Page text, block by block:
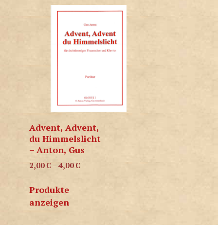
Advent, Advent,
du Himmelslicht
– Anton, Gus
2,00€ – 4,00€
Produkte
anzeigen